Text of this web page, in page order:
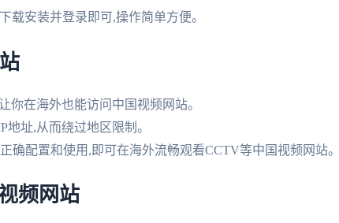
载安装并登录即可,操作简单方便。
你在海外也能访问中国视频网站。
址,从而绕过地区限制。
确配置和使用,即可在海外流畅观看CCTV等中国视频网站。
频网站